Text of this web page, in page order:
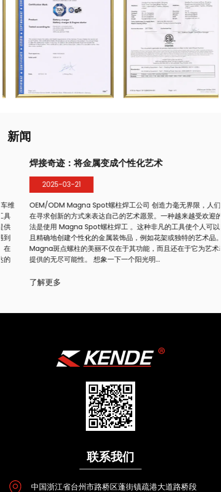
新闻
焊接奇迹：将金属变成个性化艺术
2025-03-21
OEM/ODM Magna Spot螺柱焊工公司 创造力毫无界限，人们一直
在寻求创新的方式来表达自己的艺术愿景。一种越来越受欢迎的方
法是使用 Magna Spot螺柱焊工 。这种非凡的工具使个人可以轻松
且精确地创建个性化的金属装饰品，例如花架或独特的艺术品。
Magna斑点螺柱的美丽不仅在于其功能，而且还在于它为艺术表达
提供的无尽可能性。 想象一下一个阳光明...
了解更多
联系我们
中国浙江省台州市路桥区蓬街镇疏港大道路桥段